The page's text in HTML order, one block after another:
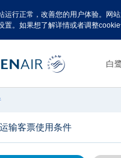
运行正常，改善您的用户体验。网
置。如果想了解详情或者调整
白
输客票使用条件